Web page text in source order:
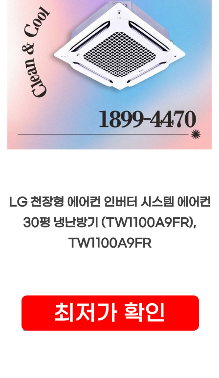
LG 천장형 에어컨 인버터 시스템 에어컨
30평 냉난방기 (TW1100A9FR),
TW1100A9FR